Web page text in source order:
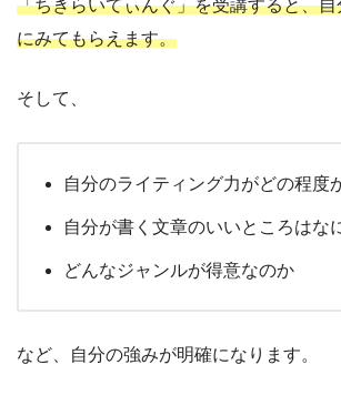
「ちきらいてぃんぐ」を受講すると、
にみてもらえます。
そして、
自分のライティング力がどの程度
自分が書く文章のいいところはな
どんなジャンルが得意なのか
など、自分の強みが明確になります。